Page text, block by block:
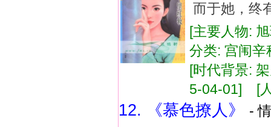
而于她，
[主要人物:
分类: 宫闱
[时代背景:
5-04-01] [
12. 《慕色撩人》
-